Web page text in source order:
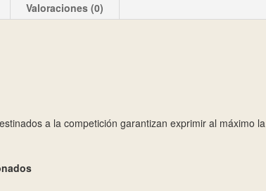
Valoraciones (0)
a la competición garantizan exprimir al máximo la